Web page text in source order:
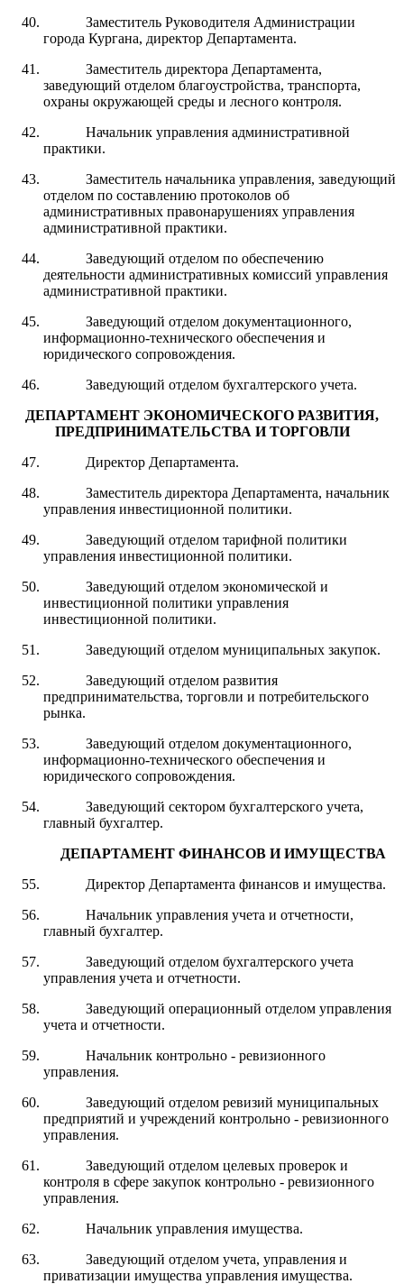
Заместитель Руководителя Администрации
города Кургана, директор Департамента.
Заместитель директора Департамента,
заведующий отделом благоустройства, транспорта,
охраны окружающей среды и лесного контроля.
Начальник управления административной
практики.
Заместитель начальника управления, заведующий
отделом по составлению протоколов об
административных правонарушениях управления
административной практики.
Заведующий отделом по обеспечению
деятельности административных комиссий управления
административной практики.
Заведующий отделом документационного,
информационно-технического обеспечения и
юридического сопровождения.
Заведующий отделом бухгалтерского учета.
ДЕПАРТАМЕНТ ЭКОНОМИЧЕСКОГО РАЗВИТИЯ,
ПРЕДПРИНИМАТЕЛЬСТВА И ТОРГОВЛИ
Директор Департамента.
Заместитель директора Департамента, начальник
управления инвестиционной политики.
Заведующий отделом тарифной политики
управления инвестиционной политики.
Заведующий отделом экономической и
инвестиционной политики управления
инвестиционной политики.
Заведующий отделом муниципальных закупок.
Заведующий отделом развития
предпринимательства, торговли и потребительского
рынка.
Заведующий отделом документационного,
информационно-технического обеспечения и
юридического сопровождения.
Заведующий сектором бухгалтерского учета,
главный бухгалтер.
ДЕПАРТАМЕНТ ФИНАНСОВИ ИМУЩЕСТВА
Директор Департамента финансов и имущества.
Начальник управления учета и отчетности,
главный бухгалтер.
Заведующий отделом бухгалтерского учета
управления учета и отчетности.
Заведующий операционный отделом управления
учета и отчетности.
Начальник контрольно - ревизионного
управления.
Заведующий отделом ревизий муниципальных
предприятий и учреждений контрольно - ревизионного
управления.
Заведующий отделом целевых проверок и
контроля в сфере закупок контрольно - ревизионного
управления.
Начальник управления имущества.
Заведующий отделом учета, управления и
приватизации имущества управления имущества.